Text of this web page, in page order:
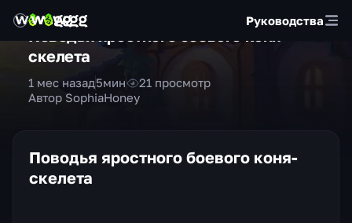
Руководства
скелета
Автор SophiaHoney
1 мес назад5мин 21 просмотр
Поводья яростного боевого коня-
скелета